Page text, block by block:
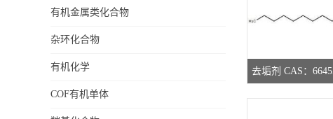
有机金属类化合物
杂环化合物
有机化学
COF有机单体
去垢剂 CAS：
应 高校研究